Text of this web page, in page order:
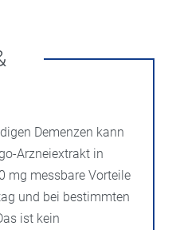
Demenzen kann
Arzneiextrakt in
mg messbare Vorteile
und bei bestimmten
ist kein